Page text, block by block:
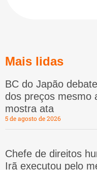
Mais lidas
BC do Japão
dos preços mesmo
mostra ata
5 de agosto de 2026
Chefe de direitos
Irã executou pelo